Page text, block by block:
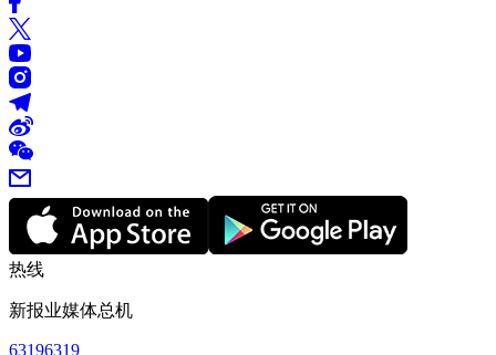
热线
新报业媒体总机
63196319